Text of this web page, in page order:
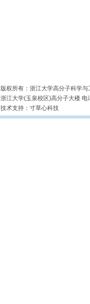
版权所有：浙江大学高分子科
浙江大学(玉泉校区)高分子大楼
技术支持： 寸草心科技